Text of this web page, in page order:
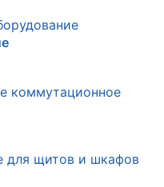
коммутационное
для щитов и шкафов